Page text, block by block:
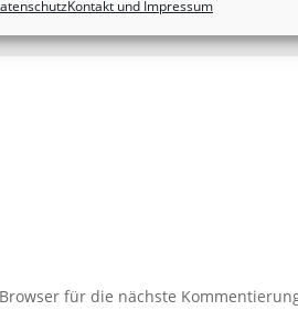
Kontakt und Impressum
für die nächste